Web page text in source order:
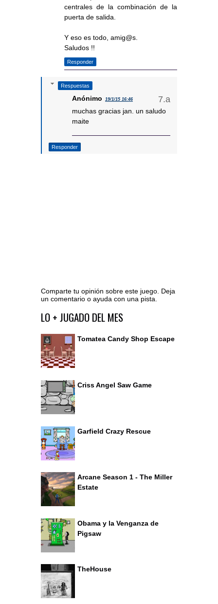
centrales de la combinación de la
puerta de salida.
Y eso es todo, amig@s.
Saludos !!
Responder
Respuestas
Anónimo 19/1/15 16:46
muchas gracias jan. un saludo
maite
Responder
Comparte tu opinión sobre este juego. Deja
un comentario o ayuda con una pista.
Ir al editor de comentarios
LO + JUGADO DEL MES
Tomatea Candy Shop Escape
Criss Angel Saw Game
Garfield Crazy Rescue
Arcane Season 1 - The Miller
Estate
Obama y la Venganza de
Pigsaw
TheHouse